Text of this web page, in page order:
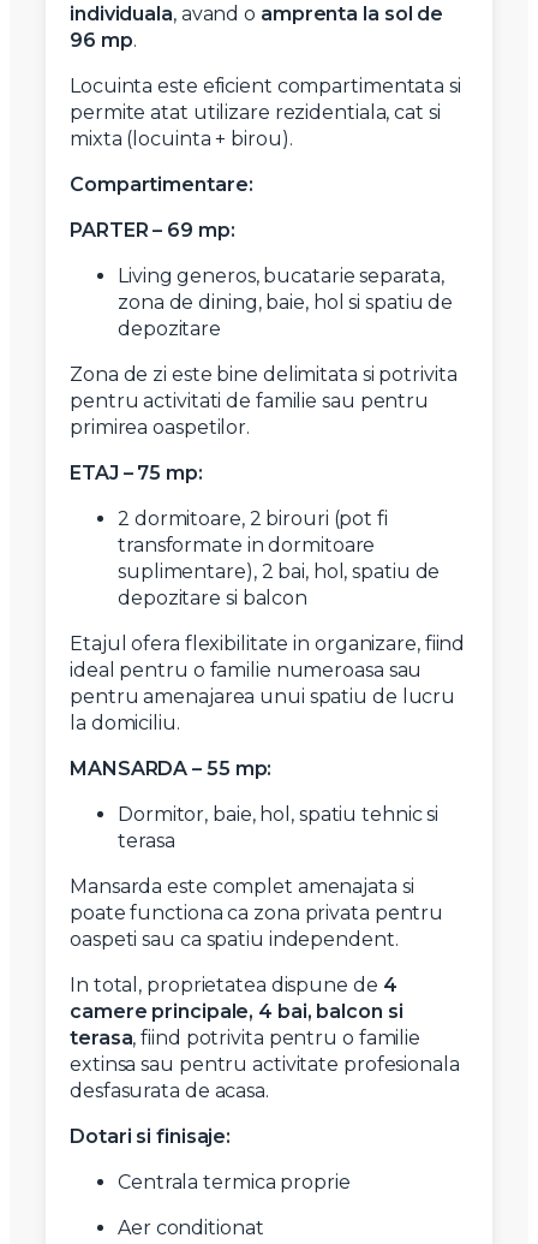
individuala, avand o amprenta la sol de
96 mp.
Locuinta este eficient compartimentata si
permite atat utilizare rezidentiala, cat si
mixta (locuinta + birou).
Compartimentare:
PARTER – 69 mp:
Living generos, bucatarie separata,
zona de dining, baie, hol si spatiu de
depozitare
Zona de zi este bine delimitata si potrivita
pentru activitati de familie sau pentru
primirea oaspetilor.
ETAJ – 75 mp:
2 dormitoare, 2 birouri (pot fi
transformate in dormitoare
suplimentare), 2 bai, hol, spatiu de
depozitare si balcon
Etajul ofera flexibilitate in organizare, fiind
ideal pentru o familie numeroasa sau
pentru amenajarea unui spatiu de lucru
la domiciliu.
MANSARDA – 55 mp:
Dormitor, baie, hol, spatiu tehnic si
terasa
Mansarda este complet amenajata si
poate functiona ca zona privata pentru
oaspeti sau ca spatiu independent.
In total, proprietatea dispune de 4
camere principale, 4 bai, balcon si
terasa, fiind potrivita pentru o familie
extinsa sau pentru activitate profesionala
desfasurata de acasa.
Dotari si finisaje:
Centrala termica proprie
Aer conditionat